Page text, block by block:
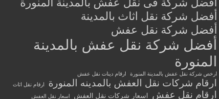
أفضل شركة نقل اثاث بالمدينة
أفضل شركة نقل عفش
أفضل شركة نقل عفش بالمدينة
المنورة
ارخص شركة نقل عفش بالمدينة المنورة ارقام دينات نقل عفش
ارقام شركات نقل العفش بالمدينه المنورة ارقام نقل اثاث
ارقام نقل عفش اسعار شركات نقل العفش
اسعار نقل العفش